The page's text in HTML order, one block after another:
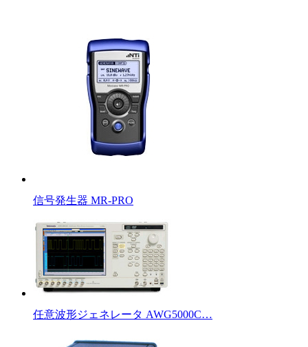
信号発生器 MR-PRO
任意波形ジェネレータ AWG5000C…